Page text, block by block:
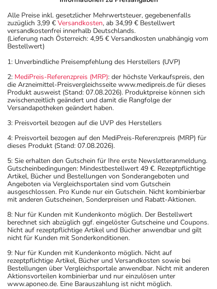
Alle Preise inkl. gesetzlicher Mehrwertsteuer, gegebenenfalls
zuzüglich 3,99 € Versandkosten, ab 34,99 € Bestellwert
versandkostenfrei innerhalb Deutschlands.
(Lieferung nach Österreich: 4,95 € Versandkosten unabhängig vom
Bestellwert)
1: Unverbindliche Preisempfehlung des Herstellers (UVP)
2: MediPreis-Referenzpreis (MRP): der höchste Verkaufspreis, den
die Arzneimittel-Preisvergleichsseite www.medipreis.de für dieses
Produkt ausweist (Stand: 07.08.2026). Produktpreise können sich
zwischenzeitlich geändert und damit die Rangfolge der
Versandapotheken geändert haben.
3: Preisvorteil bezogen auf die UVP des Herstellers
4: Preisvorteil bezogen auf den MediPreis-Referenzpreis (MRP) für
dieses Produkt (Stand: 07.08.2026).
5: Sie erhalten den Gutschein für Ihre erste Newsletteranmeldung.
Gutscheinbedingungen: Mindestbestellwert 49 €. Rezeptpflichtige
Artikel, Bücher und Bestellungen von Sonderangeboten und
Angeboten via Vergleichsportalen sind vom Gutschein
ausgeschlossen. Pro Kunde nur ein Gutschein. Nicht kombinierbar
mit anderen Gutscheinen, Sonderpreisen und Rabatt-Aktionen.
8: Nur für Kunden mit Kundenkonto möglich. Der Bestellwert
berechnet sich abzüglich ggf. eingelöster Gutscheine und Coupons.
Nicht auf rezeptpflichtige Artikel und Bücher anwendbar und gilt
nicht für Kunden mit Sonderkonditionen.
9: Nur für Kunden mit Kundenkonto möglich. Nicht auf
rezeptpflichtige Artikel, Bücher und Versandkosten sowie bei
Bestellungen über Vergleichsportale anwendbar. Nicht mit anderen
Aktionsvorteilen kombinierbar und nur einzulösen unter
www.aponeo.de. Eine Barauszahlung ist nicht möglich.